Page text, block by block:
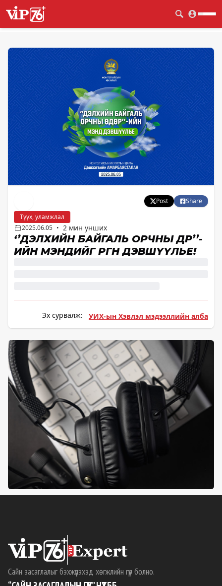
Post
Share
Түүх, уламжлал
2025.06.05 • 2 мин унших
‘’ДЭЛХИЙН БАЙГАЛЬ ОРЧНЫ ӨДӨР’’-
ИЙН МЭНДИЙГ ӨРГӨН ДЭВШҮҮЛЬЕ!
Эх сурвалж: УИХ-ын Хэвлэл мэдээллийн алба
Сайн засаглалыг бэхжүүлэхэд хөгжлийн гүүр болно.